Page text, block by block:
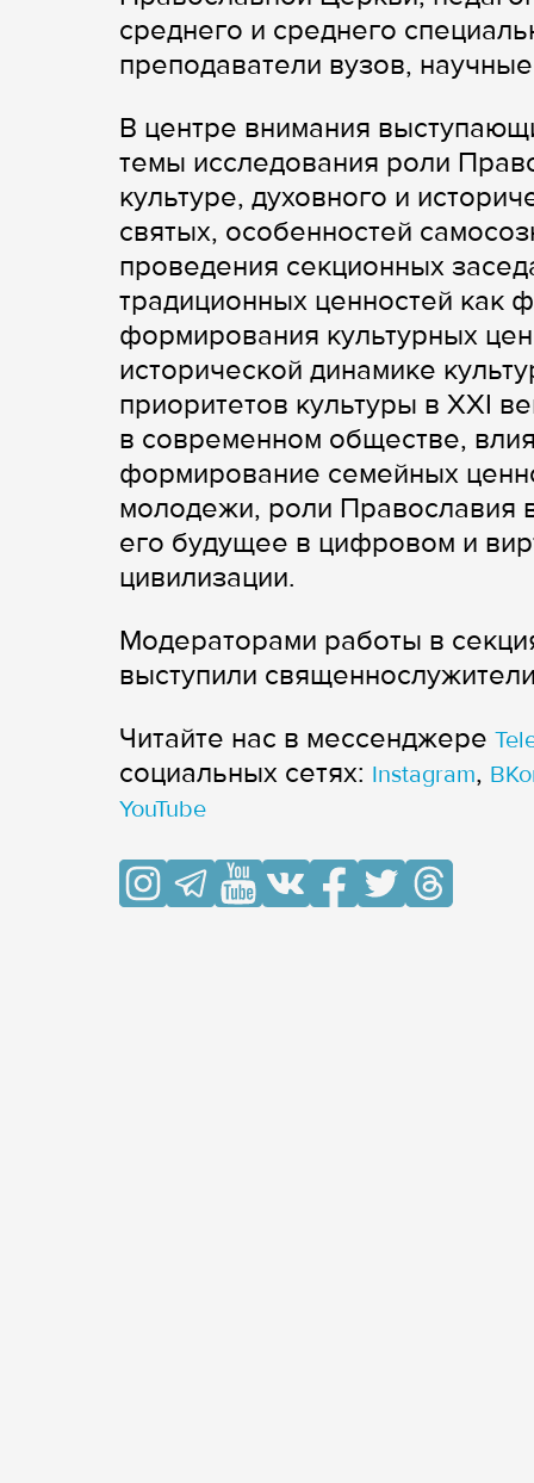
среднего и среднего
преподаватели вузов,
В центре внимания
темы исследования роли
культуре, духовного и
святых, особенностей
проведения секционных
традиционных ценностей как
формирования культурных
исторической динамике
приоритетов культуры в ХХІ
в современном обществе,
формирование семейных
молодежи, роли Православия
его будущее в цифровом и
цивилизации.
Модераторами работы в
выступили
Читайте нас в мессенджере
cоциальных сетях: Instagram,
YouTube